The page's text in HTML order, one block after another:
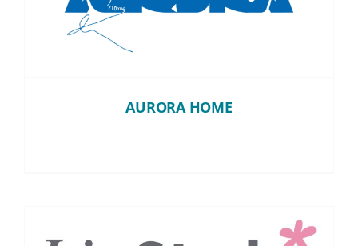
AURORA HOME
AURORA HOME